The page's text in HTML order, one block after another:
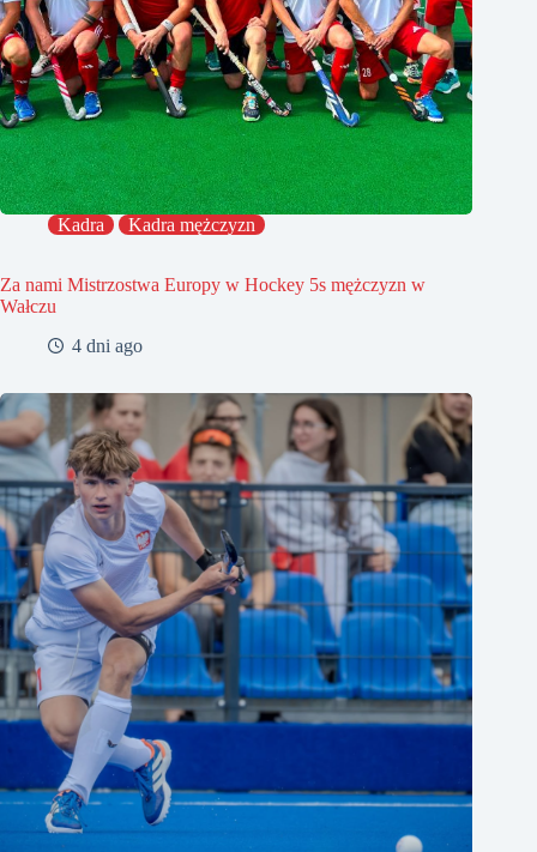
Kadra Kadra mężczyzn
Za nami Mistrzostwa Europy w Hockey 5s mężczyzn w
Wałczu
4 dni ago